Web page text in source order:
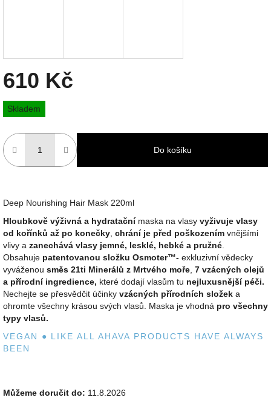
610 Kč
Měrná
cena:
Skladem
Do košíku
Deep Nourishing Hair Mask 220ml
Hloubkově výživná a hydratační maska na vlasy vyživuje vlasy
od kořínků až po konečky, chrání je před poškozením vnějšími
vlivy a zanechává vlasy jemné, lesklé, hebké a pružné.
Obsahuje patentovanou složku Osmoter™- exkluzivní vědecky
vyváženou směs 21ti Minerálů z Mrtvého moře, 7 vzácných olejů
a přírodní ingredience, které dodají vlasům tu nejluxusnější péči.
Nechejte se přesvědčit účinky vzácných přírodních složek a
ohromte všechny krásou svých vlasů. Maska je vhodná pro všechny
typy vlasů.
VEGAN ● LIKE ALL AHAVA PRODUCTS HAVE ALWAYS
BEEN
Můžeme doručit do: 11.8.2026